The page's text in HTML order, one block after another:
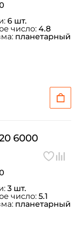
6 шт.
число: 4.8
планетарный
6000
3 шт.
число: 5.1
планетарный